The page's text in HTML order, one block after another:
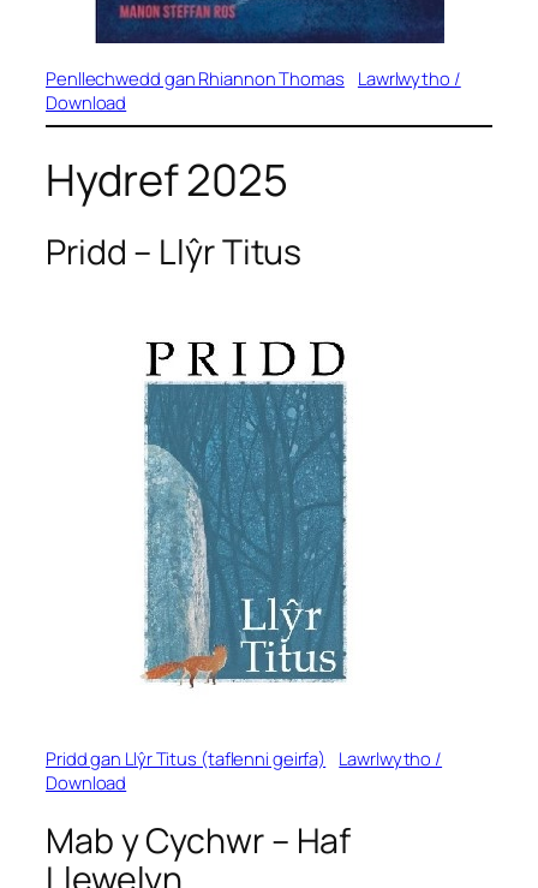
Penllechwedd gan Rhiannon Thomas
Lawrlwytho /
Download
Hydref 2025
Pridd – Llŷr Titus
Pridd gan Llŷr Titus (taflenni geirfa)
Lawrlwytho /
Download
Mab y Cychwr– Haf